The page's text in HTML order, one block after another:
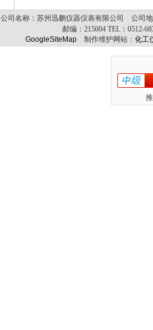
公司名称：苏州迅鹏仪器仪表有限公司 公司
邮编： 215004 TEL： 0512-
GoogleSiteMap制作维护网站： 化工